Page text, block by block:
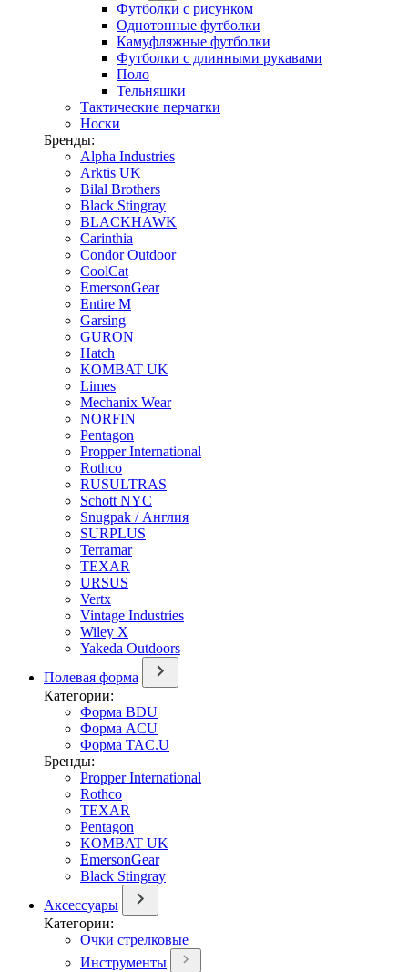
Футболки с рисунком
Однотонные футболки
Камуфляжные футболки
Футболки с длинными рукавами
Поло
Тельняшки
Тактические перчатки
Носки
Бренды:
Alpha Industries
Arktis UK
Bilal Brothers
Black Stingray
BLACKHAWK
Carinthia
Condor Outdoor
CoolCat
EmersonGear
Entire M
Garsing
GURON
Hatch
KOMBAT UK
Limes
Mechanix Wear
NORFIN
Pentagon
Propper International
Rothco
RUSULTRAS
Schott NYC
Snugpak / Англия
SURPLUS
Terramar
TEXAR
URSUS
Vertx
Vintage Industries
Wiley X
Yakeda Outdoors
Полевая форма
Категории:
Форма BDU
Форма ACU
Форма TAC.U
Бренды:
Propper International
Rothco
TEXAR
Pentagon
KOMBAT UK
EmersonGear
Black Stingray
Аксессуары
Категории:
Очки стрелковые
Инструменты